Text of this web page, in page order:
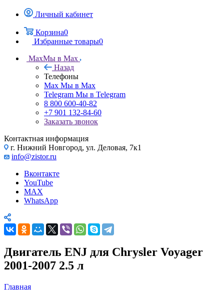
Личный кабинет
Корзина0
Избранные товары0
MaxМы в Max
Назад
Телефоны
Max Мы в Max
Telegram Мы в Telegram
8 800 600-40-82
+7 901 132-84-60
Заказать звонок
Контактная информация
г. Нижний Новгород, ул. Деловая, 7к1
info@zistor.ru
Вконтакте
YouTube
MAX
WhatsApp
Двигатель ENJ для Chrysler Voyager
2001-2007 2.5 л
Главная